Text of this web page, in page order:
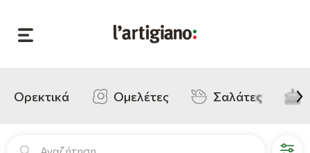
Ορεκτικά Ομελέτες Σαλάτες